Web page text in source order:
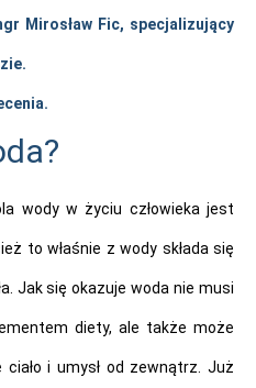
Mirosław Fic, specjalizujący
wody w życiu człowieka jest
to właśnie z wody składa się
Jak się okazuje woda nie musi
diety, ale także może
i umysł od zewnątrz. Już